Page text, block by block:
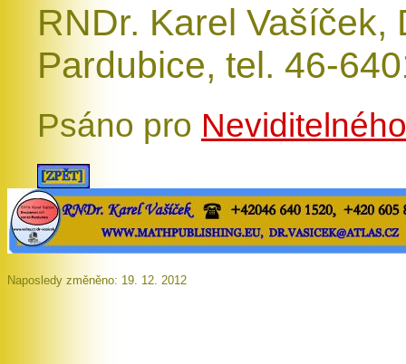
RNDr. Karel Vašíček,
Pardubice, tel. 46-
Psáno pro
Naposledy změněno: 19. 12. 2012